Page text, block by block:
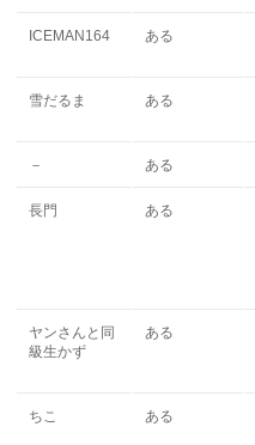
ICEMAN164 ある
雪だるま ある
－ ある
長門 ある
ヤンさんと同
級生かず
ある
ちこ ある